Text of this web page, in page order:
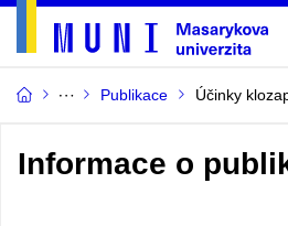
Publikace Účinky
Informace o